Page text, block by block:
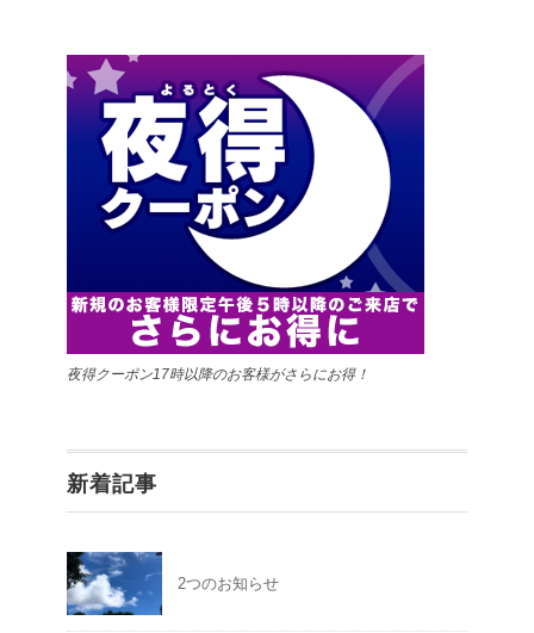
夜得クーポン17時以降のお客様がさらにお得！
新着記事
2つのお知らせ